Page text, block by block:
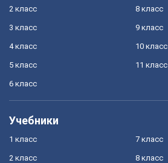
2 класс
3 класс
4 класс
5 класс
6 класс
8 класс
9 класс
10 класс
11 класс
Учебники
1 класс
2 класс
7 класс
8 класс